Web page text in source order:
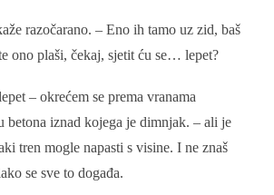
razočarano. – Eno ih tamo uz zid, baš
ono plaši, čekaj, sjetit ću se… lepet?
– okrećem se prema vranama
betona iznad kojega je dimnjak. – ali je
tren mogle napasti s visine. I ne znaš
se sve to događa.